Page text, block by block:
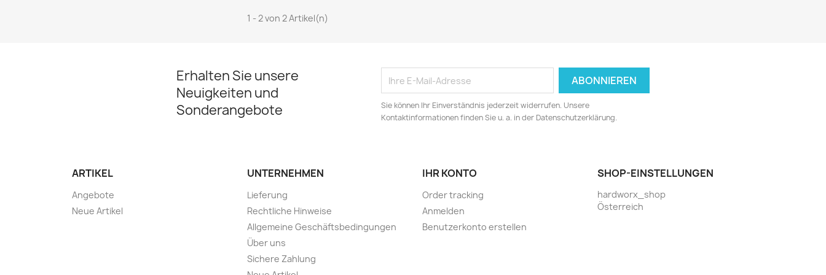
1 - 2 von 2 Artikel(n)
Erhalten Sie unsere
Neuigkeiten und
Sonderangebote
Sie können Ihr Einverständnis jederzeit widerrufen. Unsere
Kontaktinformationen finden Sie u. a. in der Datenschutzerklärung.
ARTIKEL
Angebote
Neue Artikel
UNTERNEHMEN
Lieferung
Rechtliche Hinweise
Allgemeine Geschäftsbedingungen
Über uns
Sichere Zahlung
IHR KONTO
Order tracking
Anmelden
Benutzerkonto erstellen
SHOP-EINSTELLUNGEN
hardworx_shop
Österreich